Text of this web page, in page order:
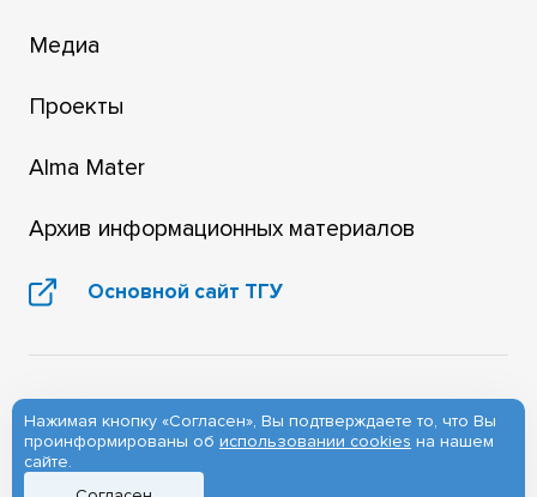
Медиа
Проекты
Alma Mater
Архив информационных материалов
Основной сайт ТГУ
Нажимая кнопку «Согласен», Вы подтверждаете то, что Вы
проинформированы об использовании cookies на нашем
сайте.